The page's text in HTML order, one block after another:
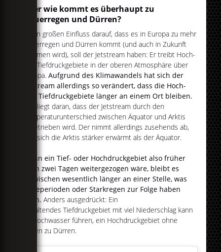
Aber wie kommt es überhaupt zu
Dauerregen und Dürren?
Einen großen Einfluss darauf, dass es in Europa zu mehr
Dauerregen und Dürren kommt (und auch in Zukunft
kommen wird), soll der Jetstream haben: Er treibt Hoch-
und Tiefdruckgebiete in der oberen Atmosphäre über
Europa.Aufgrund des Klimawandels hat sich der
Jetstream allerdings so verändert, dass die Hoch-
und Tiefdruckgebiete länger an einem Ort bleiben.
Das liegt daran, dass der Jetstream durch den
Temperaturunterschied zwischen Äquator und Arktis
angetrieben wird. Der nimmt allerdings zusehends ab,
weil sich die Arktis stärker erwärmt als der Äquator.
Wenn ein Tief- oder Hochdruckgebiet also früher
nach zwei Tagen weitergezogen wäre, bleibt es
inzwischen wesentlich länger an einer Stelle, was
Hitzeperioden oder Starkregen zur Folge haben
kann. Anders ausgedrückt: Ein
anhaltendes Tiefdruckgebiet mit viel Niederschlag kann
zu Hochwasser führen, ein Hochdruckgebiet ohne
Regen zu Dürren.